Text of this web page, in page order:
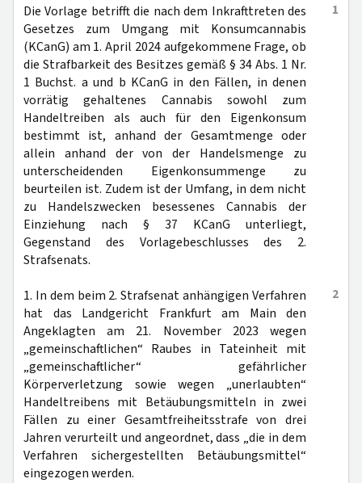
1
Die Vorlage betrifft die nach dem Inkrafttreten des
Gesetzes zum Umgang mit Konsumcannabis
(KCanG) am 1. April 2024 aufgekommene Frage, ob
die Strafbarkeit des Besitzes gemäß § 34 Abs. 1 Nr.
1 Buchst. a und b KCanG in den Fällen, in denen
vorrätig gehaltenes Cannabis sowohl zum
Handeltreiben als auch für den Eigenkonsum
bestimmt ist, anhand der Gesamtmenge oder
allein anhand der von der Handelsmenge zu
unterscheidenden Eigenkonsummenge zu
beurteilen ist. Zudem ist der Umfang, in dem nicht
zu Handelszwecken besessenes Cannabis der
Einziehung nach § 37 KCanG unterliegt,
Gegenstand des Vorlagebeschlusses des 2.
Strafsenats.
2
1. In dem beim 2. Strafsenat anhängigen Verfahren
hat das Landgericht Frankfurt am Main den
Angeklagten am 21. November 2023 wegen
„gemeinschaftlichen“ Raubes in Tateinheit mit
„gemeinschaftlicher“ gefährlicher
Körperverletzung sowie wegen „unerlaubten“
Handeltreibens mit Betäubungsmitteln in zwei
Fällen zu einer Gesamtfreiheitsstrafe von drei
Jahren verurteilt und angeordnet, dass „die in dem
Verfahren sichergestellten Betäubungsmittel“
eingezogen werden.